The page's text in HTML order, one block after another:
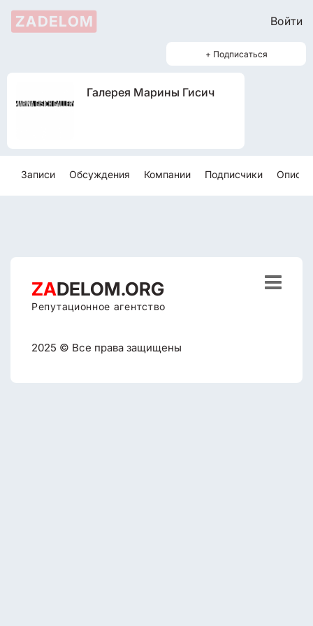
ZADELOM Войти
+ Подписаться
Галерея Марины Гисич
Записи Обсуждения Компании Подписчики
ZADELOM.ORG
Репутационное агентство
2025 © Все права защищены
